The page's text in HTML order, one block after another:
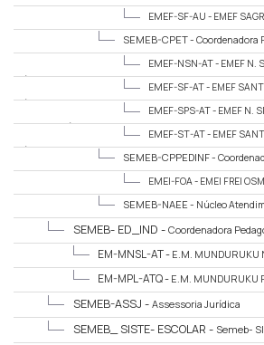
EMEF-SF-AU - EMEF
SEMEB-CPET - Coordenadora
EMEF-NSN-AT - EMEF N.
EMEF-SF-AT - EMEF
EMEF-SPS-AT - EMEF N.
EMEF-ST-AT - EMEF
SEMEB-CPPEDINF -
EMEI-FOA - EMEI FREI
SEMEB-NAEE - Núcleo
EspecializadoSEMEB- ED_IND - Coordenadora
EM-MNSL-AT - E.M. MUNDURUKU
LIVRAMENTO E ANEXAS - Aldeia Marituba
EM-MPL-ATQ - E.M. MUNDURUKU
Taquara
SEMEB-ASSJ - Assessoria Jurídica
SEMEB_ SISTE- ESCOLAR - Semeb-